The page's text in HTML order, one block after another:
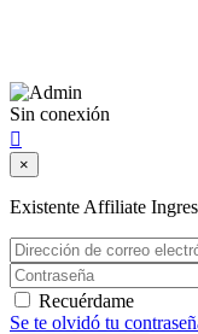
Sin conexión

×
Existente Affiliate
Recuérdame
Se te olvidó tu